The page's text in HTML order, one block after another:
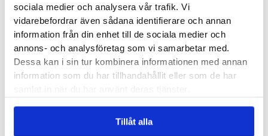
sociala medier och analysera vår trafik. Vi
vidarebefordrar även sådana identifierare och annan
information från din enhet till de sociala medier och
annons- och analysföretag som vi samarbetar med.
Dessa kan i sin tur kombinera informationen med annan
information som du har tillhandahållit eller som de har
Tillåt alla
Sandaler dam